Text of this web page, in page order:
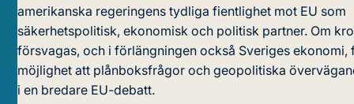
amerikanska regeringens tydliga fientlighet mot EU som
säkerhetspolitisk, ekonomisk och politisk partner. Om
försvagas, och i förlängningen också Sveriges ekonomi,
möjlighet att plånboksfrågor och geopolitiska
i en bredare EU-debatt.